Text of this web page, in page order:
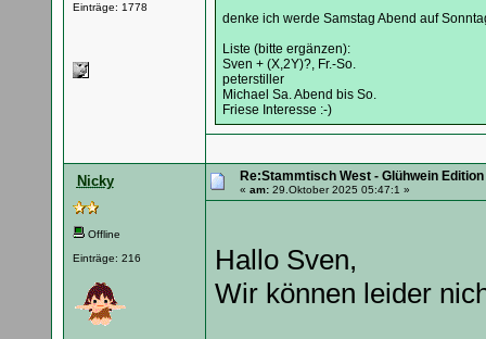
Einträge: 1778
denke ich werde Samstag Abend auf
Liste (bitte ergänzen):
Sven + (X,2Y)?, Fr.-So.
peterstiller
Michael Sa. Abend bis So.
Friese Interesse :-)
Nicky
Offline
Einträge: 216
Re:Stammtisch West - Glühwein
« am:29.Oktober 2025 05:47:1 »
Hallo Sven,
Wir können leider